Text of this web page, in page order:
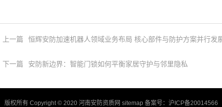
上一篇 恒辉安防加速机器人领域业务布局 核心部件与防护方案并行发
下一篇 安防新边界：智能门锁如何平衡家居守护与邻里隐私
版权所有 Copyright © 2020 河南安防资质网 sitemap 备案号： 沪ICP备20014566